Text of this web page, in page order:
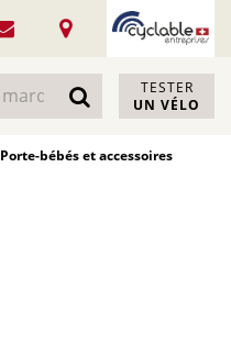
TESTER
UN VÉLO
Porte-bébés et accessoires